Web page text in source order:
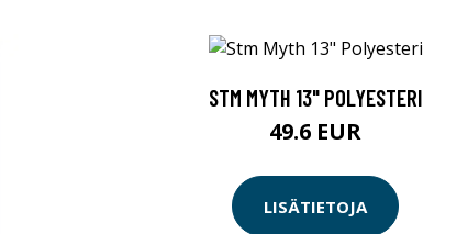
STM MYTH 13" POLYESTERI
49.6 EUR
LISÄTIETOJA